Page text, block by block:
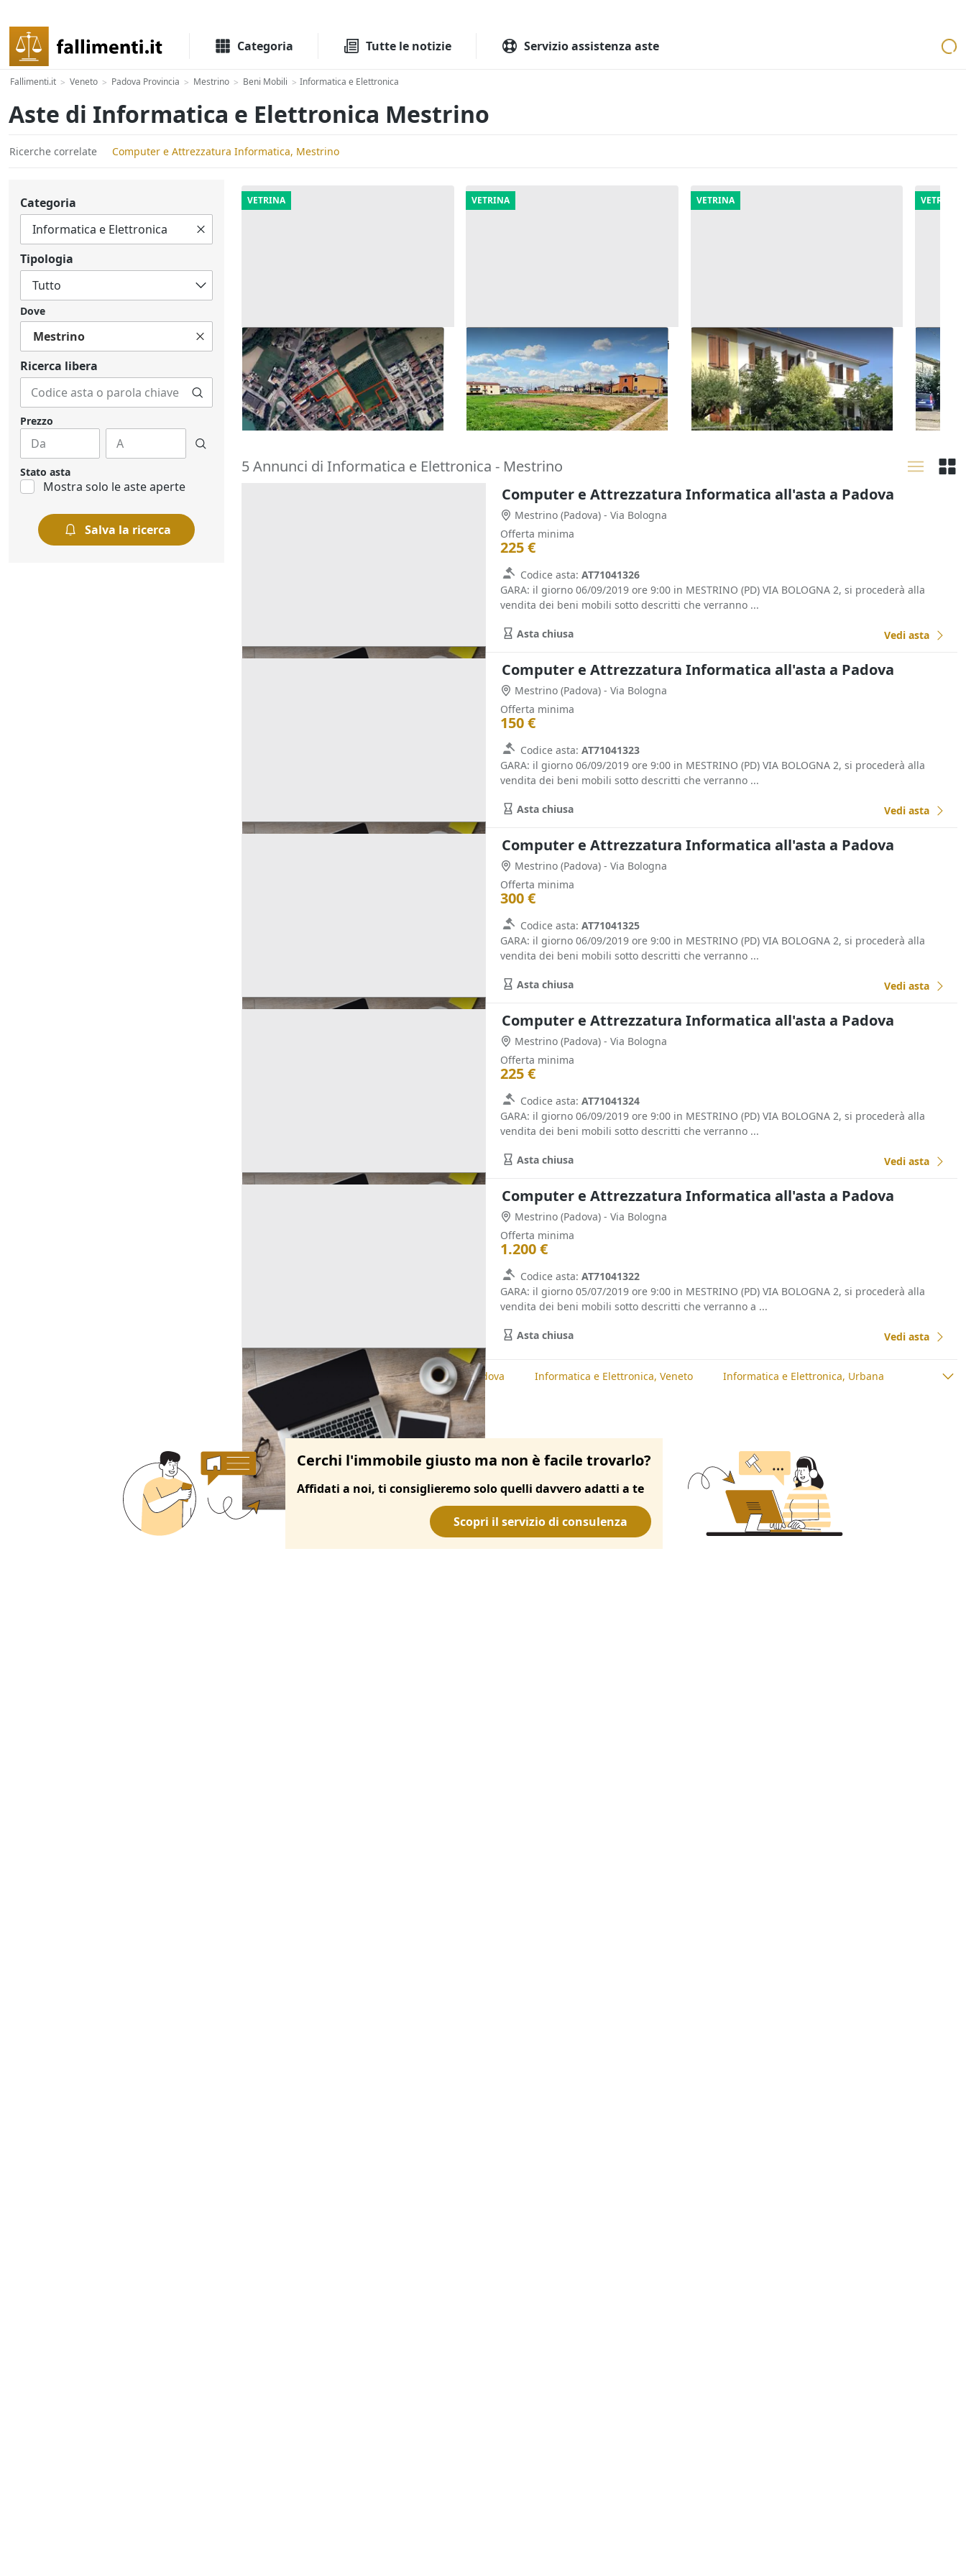
Categoria Tutte le notizie Servizio assistenza aste
Fallimenti.it > Veneto > Padova Provincia > Mestrino > Beni Mobili > Informatica e Elettronica
Aste di Informatica e Elettronica Mestrino
Ricerche correlate Computer e Attrezzatura Informatica, Mestrino
Categoria
Tipologia
Dove
Mestrino
Ricerca libera
Prezzo
Stato asta
Mostra solo le aste aperte
Salva la ricerca
VETRINA
Asta Appezzamenti di terreno di
12.973 mq
Vigodarzere (Padova)
79.488 €
15/09/2026
VETRINA
Asta Terreni edificabili residenziali
di 5.900 mq
Castegnero (Vicenza)
85.000 €
16/11/2026
VETRINA
Asta Abitazione cielo terra con
cortile e cantina
Montegrotto Terme (Padova)
195.000 €
20/10/2026
VETRINA
Asta
22/
5 Annunci di Informatica e Elettronica - Mestrino
Computer e Attrezzatura Informatica all'asta a Padova
Mestrino (Padova) - Via Bologna
Offerta minima
225 €
Codice asta: AT71041326
GARA: il giorno 06/09/2019 ore 9:00 in MESTRINO (PD) VIA BOLOGNA 2, si procederà alla
vendita dei beni mobili sotto descritti che verranno ...
Asta chiusa Vedi asta
Computer e Attrezzatura Informatica all'asta a Padova
Mestrino (Padova) - Via Bologna
Offerta minima
150 €
Codice asta: AT71041323
GARA: il giorno 06/09/2019 ore 9:00 in MESTRINO (PD) VIA BOLOGNA 2, si procederà alla
vendita dei beni mobili sotto descritti che verranno ...
Asta chiusa Vedi asta
Computer e Attrezzatura Informatica all'asta a Padova
Mestrino (Padova) - Via Bologna
Offerta minima
300 €
Codice asta: AT71041325
GARA: il giorno 06/09/2019 ore 9:00 in MESTRINO (PD) VIA BOLOGNA 2, si procederà alla
vendita dei beni mobili sotto descritti che verranno ...
Asta chiusa Vedi asta
Computer e Attrezzatura Informatica all'asta a Padova
Mestrino (Padova) - Via Bologna
Offerta minima
225 €
Codice asta: AT71041324
GARA: il giorno 06/09/2019 ore 9:00 in MESTRINO (PD) VIA BOLOGNA 2, si procederà alla
vendita dei beni mobili sotto descritti che verranno ...
Asta chiusa Vedi asta
Computer e Attrezzatura Informatica all'asta a Padova
Mestrino (Padova) - Via Bologna
Offerta minima
1.200 €
Codice asta: AT71041322
GARA: il giorno 05/07/2019 ore 9:00 in MESTRINO (PD) VIA BOLOGNA 2, si procederà alla
vendita dei beni mobili sotto descritti che verranno a ...
Asta chiusa Vedi asta
Ricerche correlate Informatica e Elettronica, Padova Informatica e Elettronica, Veneto Informatica e Elettronica, Urbana
Cerchi l'immobile giusto ma non è facile trovarlo?
Affidati a noi, ti consiglieremo solo quelli davvero adatti a te
Scopri il servizio di consulenza